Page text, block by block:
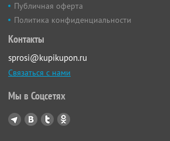
Публичная оферта
Политика конфиденциальности
Контакты
sprosi@kupikupon.ru
Связаться с нами
Мы в Соцсетях